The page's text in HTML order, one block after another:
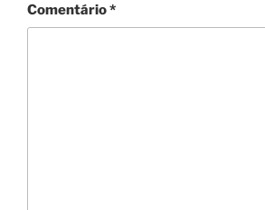
Comentário*